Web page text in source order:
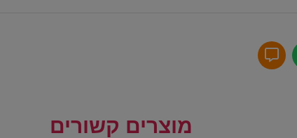
מוצרים קשורים